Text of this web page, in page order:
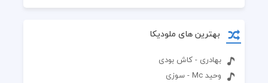
بهترین های ملودیکا
بهادری - کاش بودی
وحید Mc - سوزی